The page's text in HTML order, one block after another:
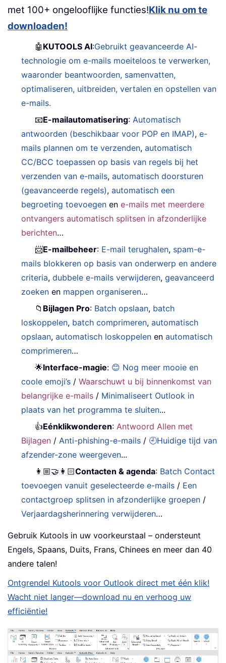
met 100+ ongelooflijke functies!Klik nu om te
downloaden!
🤖 KUTOOLS AI:Gebruikt geavanceerde AI-
technologie om e-mails moeiteloos te verwerken,
waaronder beantwoorden, samenvatten,
optimaliseren, uitbreiden, vertalen en opstellen van
e-mails.
📧E-mailautomatisering: Automatisch
antwoorden (beschikbaar voor POP en IMAP),e-
mails plannen om te verzenden,automatisch
CC/BCC toepassen op basis van regels bij het
verzenden van e-mails,automatisch doorsturen
(geavanceerde regels),automatisch een
begroeting toevoegen ene-mails met meerdere
ontvangers automatisch splitsen in afzonderlijke
berichten…
📨E-mailbeheer: E-mail terughalen, spam-e-
mails blokkeren op basis van onderwerp en andere
criteria,dubbele e-mails verwijderen,geavanceerd
zoeken en mappen organiseren…
📁 Bijlagen Pro: Batch opslaan, batch
loskoppelen, batch comprimeren,automatisch
opslaan,automatisch loskoppelen enautomatisch
comprimeren…
🌟Interface-magie: 😊 Nog meer mooie en
coole emoji’s /Waarschuwt u bij binnenkomst van
belangrijke e-mails / Minimaliseert Outlook in
plaats van het programma te sluiten...
👍Eénklikwonderen: Antwoord Allen met
Bijlagen / Anti-phishing-e-mails / 🕘Huidige tijd van
afzender-zone weergeven...
👩🏼‍🤝‍👩🏻Contacten & agenda: Batch Contact
toevoegen vanuit geselecteerde e-mails / Een
contactgroep splitsen in afzonderlijke groepen /
Verjaardagsherinnering verwijderen…
Gebruik Kutools in uw voorkeurstaal – ondersteunt
Engels, Spaans, Duits, Frans, Chinees en meer dan 40
andere talen!
Ontgrendel Kutools voor Outlook direct met één klik!
Wacht niet langer—download nu en verhoog uw
efficiëntie!